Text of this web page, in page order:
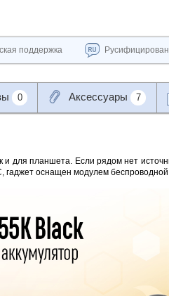
поддержка
0 Аксессуары 7
для планшета. Если рядом нет
оснащен модулем беспроводной